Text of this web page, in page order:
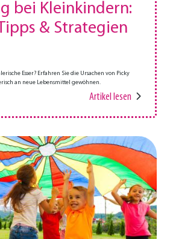
bei Kleinkindern:
& Strategien
Esser? Erfahren Sie die Ursachen von Picky
an neue Lebensmittel gewöhnen.
Artikel lesen